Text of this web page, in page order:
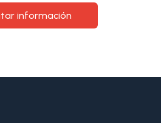
información